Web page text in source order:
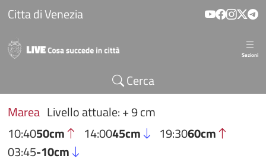
Salta al contenuto principale
Citta di Venezia
Sezioni
Cerca
Marea Livello attuale: + 9 cm
10:4050cm 14:0045cm 19:3060cm
03:45-10cm